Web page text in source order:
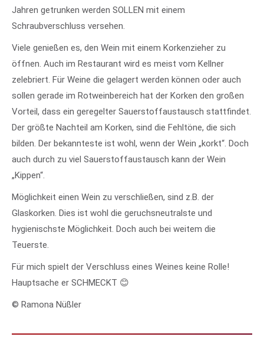
Jahren getrunken werden SOLLEN mit einem
Schraubverschluss versehen.
Viele genießen es, den Wein mit einem Korkenzieher zu
öffnen. Auch im Restaurant wird es meist vom Kellner
zelebriert. Für Weine die gelagert werden können oder auch
sollen gerade im Rotweinbereich hat der Korken den großen
Vorteil, dass ein geregelter Sauerstoffaustausch stattfindet.
Der größte Nachteil am Korken, sind die Fehltöne, die sich
bilden. Der bekannteste ist wohl, wenn der Wein „korkt“. Doch
auch durch zu viel Sauerstoffaustausch kann der Wein
„Kippen“.
Möglichkeit einen Wein zu verschließen, sind z.B. der
Glaskorken. Dies ist wohl die geruchsneutralste und
hygienischste Möglichkeit. Doch auch bei weitem die
Teuerste.
Für mich spielt der Verschluss eines Weines keine Rolle!
Hauptsache er SCHMECKT 😊
© Ramona Nüßler